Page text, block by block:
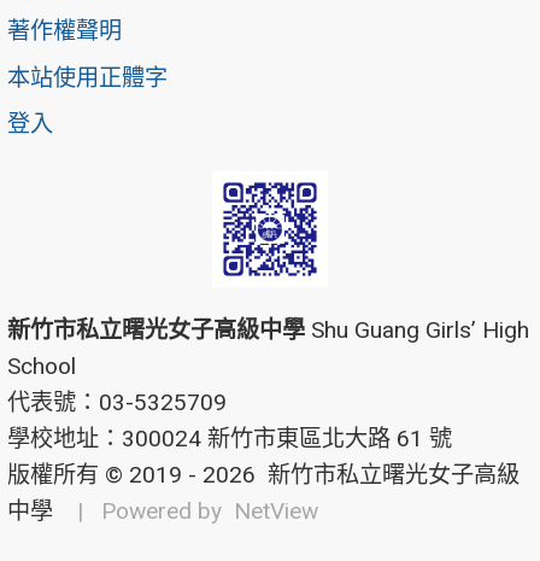
著作權聲明
本站使用正體字
登入
新竹市私立曙光女子高級中學 Shu Guang Girls’ High
School
代表號：03-5325709
學校地址：300024 新竹市東區北大路 61 號
版權所有 © 2019 - 2026 新竹市私立曙光女子高級
中學
| Powered by NetView